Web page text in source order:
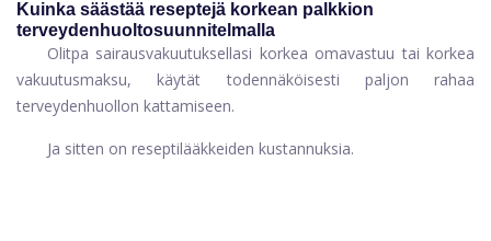
Kuinka säästää reseptejä korkean palkkion
terveydenhuoltosuunnitelmalla
Olitpa sairausvakuutuksellasi korkea omavastuu tai korkea
vakuutusmaksu, käytät todennäköisesti paljon rahaa
terveydenhuollon kattamiseen.
Ja sitten on reseptilääkkeiden kustannuksia.